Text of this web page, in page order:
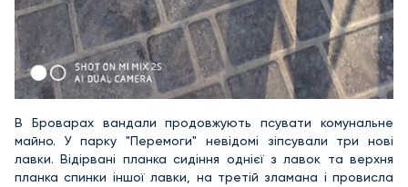
В Броварах вандали продовжують псувати комунальне
майно. У парку "Перемоги" невідомі зіпсували три нові
лавки. Відірвані планка сидіння однієї з лавок та верхня
планка спинки іншої лавки, на третій зламана і провисла